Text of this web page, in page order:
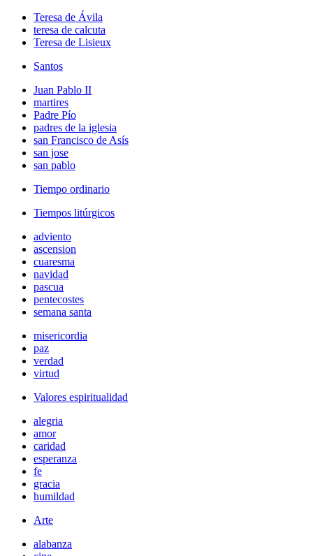
Teresa de Ávila
teresa de calcuta
Teresa de Lisieux
Santos
Juan Pablo II
martires
Padre Pío
padres de la iglesia
san Francisco de Asís
san jose
san pablo
Tiempo ordinario
Tiempos litúrgicos
adviento
ascension
cuaresma
navidad
pascua
pentecostes
semana santa
misericordia
paz
verdad
virtud
Valores espiritualidad
alegria
amor
caridad
esperanza
fe
gracia
humildad
Arte
alabanza